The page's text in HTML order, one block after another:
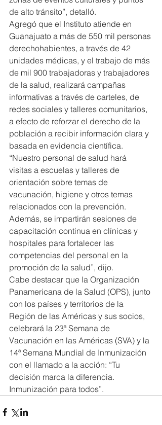
de alto tránsito”, detalló.
Agregó que el Instituto atiende en
Guanajuato a más de 550 mil personas
derechohabientes, a través de 42
unidades médicas, y el trabajo de más
de mil 900 trabajadoras y trabajadores
de la salud, realizará campañas
informativas a través de carteles, de
redes sociales y talleres comunitarios,
a efecto de reforzar el derecho de la
población a recibir información clara y
basada en evidencia científica.
“Nuestro personal de salud hará
visitas a escuelas y talleres de
orientación sobre temas de
vacunación, higiene y otros temas
relacionados con la prevención.
Además, se impartirán sesiones de
capacitación continua en clínicas y
hospitales para fortalecer las
competencias del personal en la
promoción de la salud”, dijo.
Cabe destacar que la Organización
Panamericana de la Salud (OPS), junto
con los países y territorios de la
Región de las Américas y sus socios,
celebrará la 23ª Semana de
Vacunación en las Américas (SVA) y la
14ª Semana Mundial de Inmunización
con el llamado a la acción: “Tu
decisión marca la diferencia.
Inmunización para todos”.